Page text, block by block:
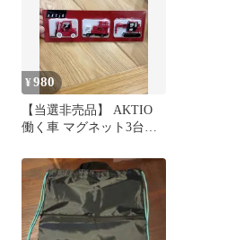
¥980
【当選非売品】 AKTIO
働く車 マグネット3台セ